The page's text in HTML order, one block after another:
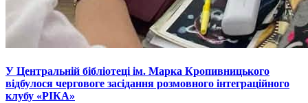
У Центральній бібліотеці ім. Марка Кропивницького
відбулося черговоге засідання розмовного інтеграційного
клубу «РІКА»